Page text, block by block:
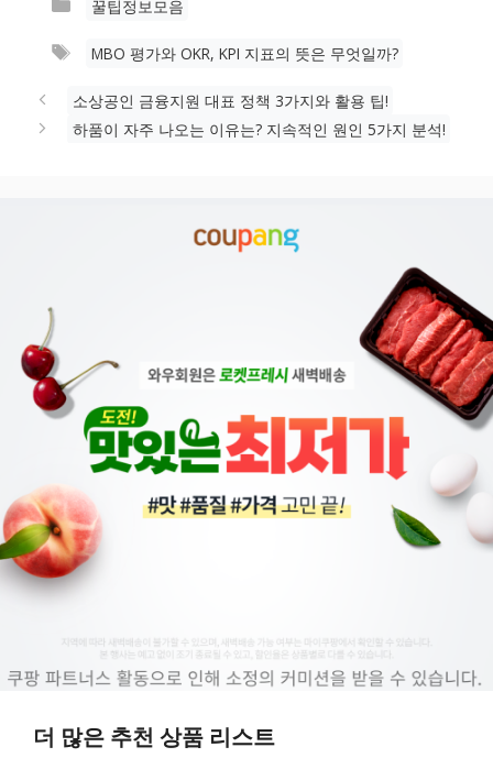
고
꿀팁정보모음
태
MBO 평가와 OKR, KPI 지표의 뜻은 무엇일까?
소상공인 금융지원 대표 정책 3가지와 활용 팁!
하품이 자주 나오는 이유는? 지속적인 원인 5가지 분석!
더 많은 추천 상품 리스트